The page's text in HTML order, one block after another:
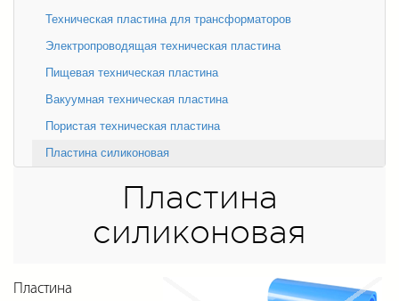
Техническая пластина для трансформаторов
Электропроводящая техническая пластина
Пищевая техническая пластина
Вакуумная техническая пластина
Пористая техническая пластина
Пластина силиконовая
Пластина
силиконовая
Пластина